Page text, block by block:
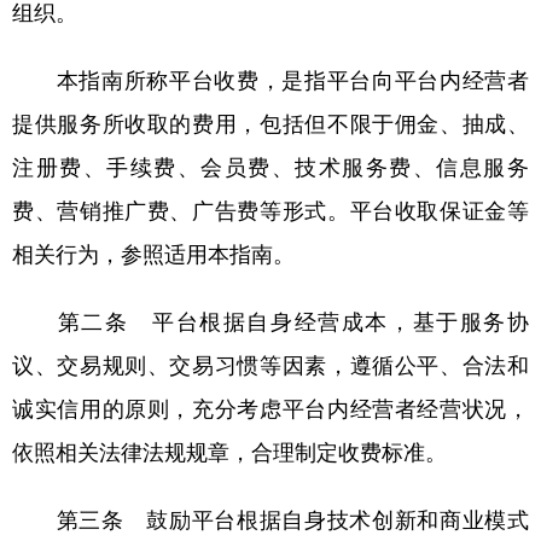
陕西 甘肃 宁夏
新疆 内蒙古 黑龙江
多语种频道
English Español
Русский язык 日本語 한국어
Deutsch Português
组织。
本指南所称平台收费，是指平台向平台内经营者
提供服务所收取的费用，包括但不限于佣金、抽成、
注册费、手续费、会员费、技术服务费、信息服务
费、营销推广费、广告费等形式。平台收取保证金等
相关行为，参照适用本指南。
第二条 平台根据自身经营成本，基于服务协
议、交易规则、交易习惯等因素，遵循公平、合法和
诚实信用的原则，充分考虑平台内经营者经营状况，
依照相关法律法规规章，合理制定收费标准。
第三条 鼓励平台根据自身技术创新和商业模式